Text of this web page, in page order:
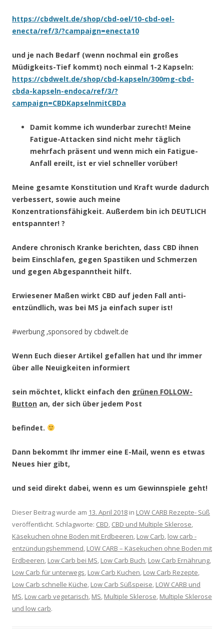
https://cbdwelt.de/shop/cbd-oel/10-cbd-oel-
enecta/ref/3/?campaign=enecta10
und je nach Bedarf (wenn nochmal ein großes
Müdigkeits-Tief kommt) noch einmal 1-2 Kapseln:
https://cbdwelt.de/shop/cbd-kapseln/300mg-cbd-
cbda-kapseln-endoca/ref/3/?
campaign=CBDKapselnmitCBDa
Damit komme ich wunderbar zurecht! Meine
Fatigue-Attacken sind nicht mehr täglich
mehrfach präsent und wenn mich ein Fatigue-
Anfall ereilt, ist er viel schneller vorüber!
Meine gesamte Konstitution und Kraft wurde dadurch
verbessert, sowie auch meine
Konzentrationsfähigkeit. Außerdem bin ich DEUTLICH
entspannter! ?
Andere chronisch Kranke berichten, dass CBD ihnen
beim Einschlafen, gegen Spastiken und Schmerzen
und gegen Abgespanntheit hilft.
Erwiesener Maßen wirkt CBD auf jeden Fall anti-
entzündlich, was bei MS ja einfach super ist!
#werbung ‚sponsored by cbdwelt.de
Wenn Euch dieser Artikel gefallen hat und Ihr immer
über alle Neuigkeiten informiert
sein möchtet, klickt einfach den grünen FOLLOW-
Button an, der sich über jedem Post
befindet.
Dann bekommt Ihr immer eine E-Mail, wenn es etwas
Neues hier gibt,
und seid direkt dabei, wenn es um Gewinnspiele geht!
Dieser Beitrag wurde am 13. April 2018 in LOW CARB Rezepte- Süß
veröffentlicht. Schlagworte: CBD CBD und Multiple Sklerose
Käsekuchen ohne Boden mit Erdbeeren Low Carb low carb -
entzündungshemmend LOW CARB – Käsekuchen ohne Boden mit
Erdbeeren Low Carb bei MS Low Carb Buch Low Carb Ernährung
Low Carb für unterwegs Low Carb Kuchen Low Carb Rezepte
Low Carb schnelle Küche Low Carb Süßspeise LOW CARB und
MS Low carb vegetarisch MS Multiple Sklerose Multiple Sklerose
und low carb.